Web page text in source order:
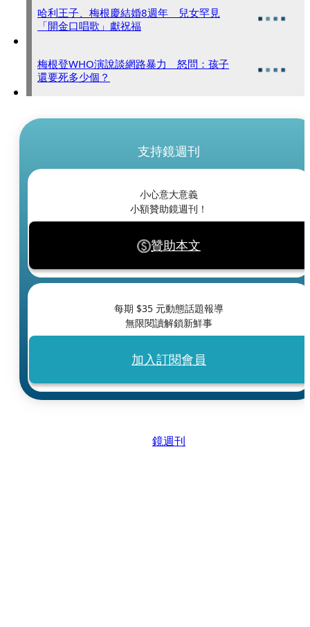
哈利王子、梅根慶結婚8週年 兒女罕見
「開金口唱歌」獻祝福
梅根登WHO演說談網路暴力 怒問：孩子
還要死多少個？
支持鏡週刊
小心意大意義
小額贊助鏡週刊！
贊助本文
每期 $35 元動態話題報導
無限閱讀解鎖新鮮事
加入訂閱會員
鏡週刊